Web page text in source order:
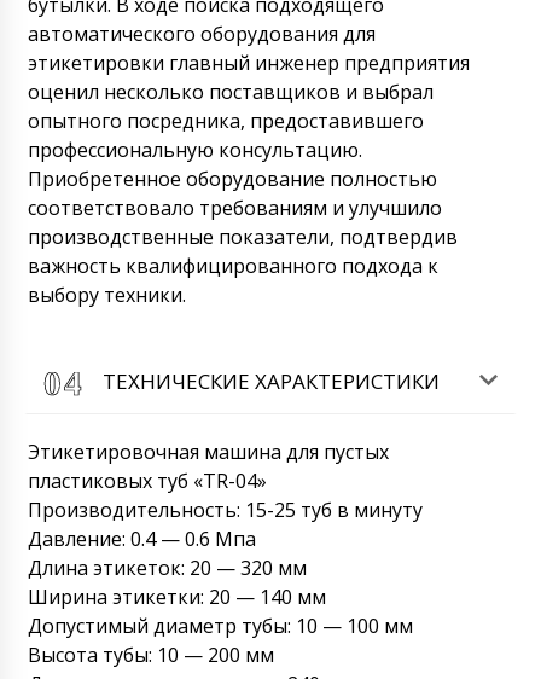
автоматического оборудования для
этикетировки главный инженер предприятия
оценил несколько поставщиков и выбрал
опытного посредника, предоставившего
профессиональную консультацию.
Приобретенное оборудование полностью
соответствовало требованиям и улучшило
производственные показатели, подтвердив
важность квалифицированного подхода к
выбору техники.
ТЕХНИЧЕСКИЕ ХАРАКТЕРИСТИКИ
Этикетировочная машина для пустых
пластиковых туб «TR-04»
Производительность: 15-25 туб в минуту
Давление: 0.4 — 0.6 Мпа
Длина этикеток: 20 — 320 мм
Ширина этикетки: 20 — 140 мм
Допустимый диаметр тубы: 10 — 100 мм
Высота тубы: 10 — 200 мм